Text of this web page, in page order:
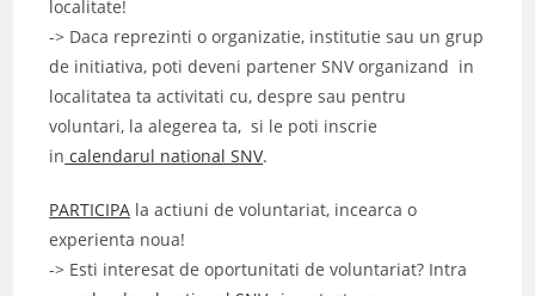
localitate!
-> Daca reprezinti o organizatie, institutie sau un grup
de initiativa, poti deveni partener SNV organizand in
localitatea ta activitati cu, despre sau pentru
voluntari, la alegerea ta, si le poti inscrie
in calendarul national SNV.
PARTICIPA la actiuni de voluntariat, incearca o
experienta noua!
-> Esti interesat de oportunitati de voluntariat? Intra